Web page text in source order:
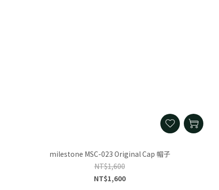
milestone MSC-023 Original Cap 帽子
NT$1,600
NT$1,600